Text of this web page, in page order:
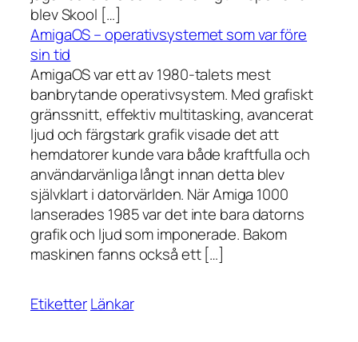
blev Skool […]
AmigaOS – operativsystemet som var före
sin tid
AmigaOS var ett av 1980-talets mest
banbrytande operativsystem. Med grafiskt
gränssnitt, effektiv multitasking, avancerat
ljud och färgstark grafik visade det att
hemdatorer kunde vara både kraftfulla och
användarvänliga långt innan detta blev
självklart i datorvärlden. När Amiga 1000
lanserades 1985 var det inte bara datorns
grafik och ljud som imponerade. Bakom
maskinen fanns också ett […]
EtiketterLänkar